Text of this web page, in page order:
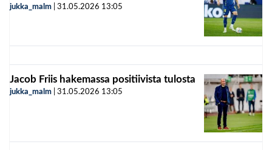
jukka_malm 31.05.2026 13:05
Jacob Friis hakemassa positiivista tulosta
jukka_malm 31.05.2026 13:05